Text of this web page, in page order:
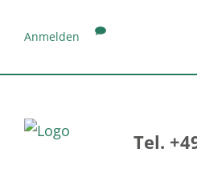
Anmelden
Tel.